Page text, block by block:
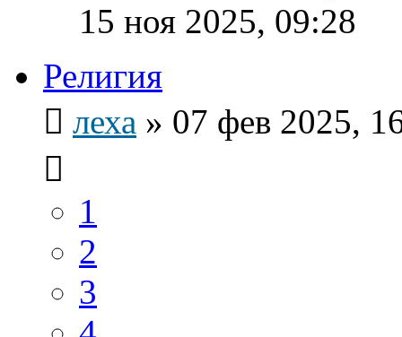
15 ноя 2025, 09:28
Религия
леха » 07 фев 2025,
1
2
3